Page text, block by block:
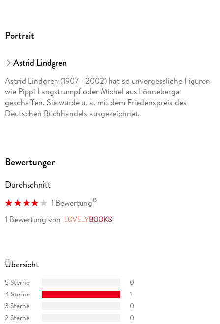
Portrait
Astrid Lindgren
Astrid Lindgren (1907 - 2002) hat so unvergessliche Figuren
wie Pippi Langstrumpf oder Michel aus Lönneberga
geschaffen. Sie wurde u. a. mit dem Friedenspreis des
Deutschen Buchhandels ausgezeichnet.
Bewertungen
Durchschnitt
1 Bewertung15
1 Bewertung von
Übersicht
5 Sterne
0
4 Sterne
1
3 Sterne
0
2 Sterne
0